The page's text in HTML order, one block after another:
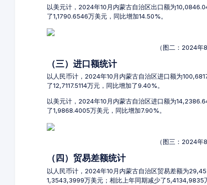
以美元计，2024年10月内蒙古自治区出口额为
了1,1790.6546万美元，同比增加14.50%。
（图二：2024年
（三）进口额统计
以人民币计，2024年10月内蒙古自治区进口额为
了12,7117.5114万元，同比增加了9.40%。
以美元计，2024年10月内蒙古自治区进口额为
了1,9868.4005万美元，同比增加7.90%。
（图三：2024年
（四）贸易差额统计
以人民币计，2024年10月内蒙古自治区贸易差额为
1,3543,3999万美元；相比上年同期减少了5,4134,9835